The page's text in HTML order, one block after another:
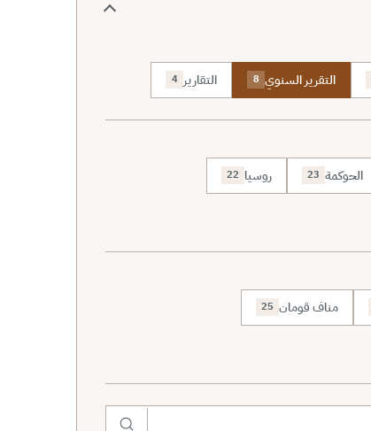
التقرير السنوي 8 التقارير 4
الحوكمة 23 روسيا 22
مناف قومان 25